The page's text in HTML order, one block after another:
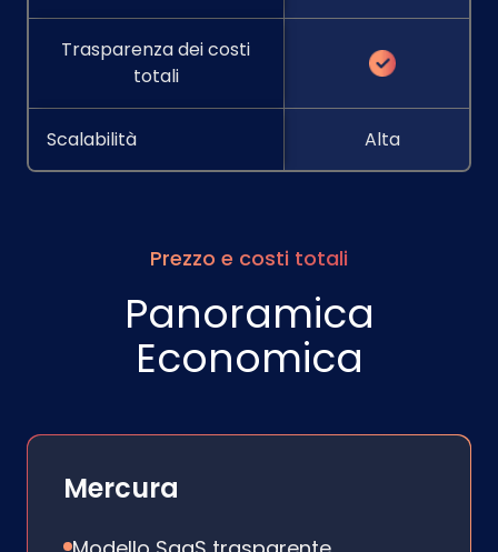
Trasparenza dei costi
totali
Scalabilità Alta
Prezzo e costi totali
Panoramica
Economica
Mercura